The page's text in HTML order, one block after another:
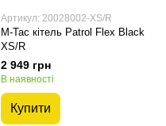
Артикул: 20028002-XS/R
M-Tac кітель Patrol Flex Black
XS/R
2 949 грн
В наявності
Купити